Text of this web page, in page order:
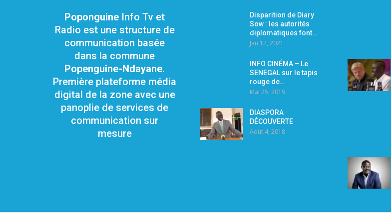
Poponguine Info Tv et
Radio est une structure de
communication basée
dans la commune
Popenguine-Ndayane.
Première plateforme média
digital de la zone avec une
panoplie de services de
communication sur
mesure
Disparition de Diary
Sow : les autorités
diplomatiques font…
Jan 12, 2021
INFO CINÉMA – Le
SENEGAL sur le tapis
rouge de…
Mai 25, 2019
DIASPORA
DÉCOUVERTE
Août 4, 2018